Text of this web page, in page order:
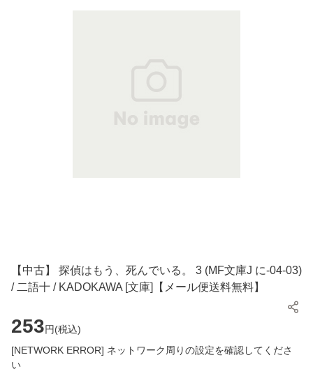
【中古】 探偵はもう、死んでいる。 3 (MF文庫J に-04-03)
/ 二語十 / KADOKAWA [文庫]【メール便送料無料】
253円(税込)
[NETWORK ERROR] ネットワーク周りの設定を確認してくださ
い